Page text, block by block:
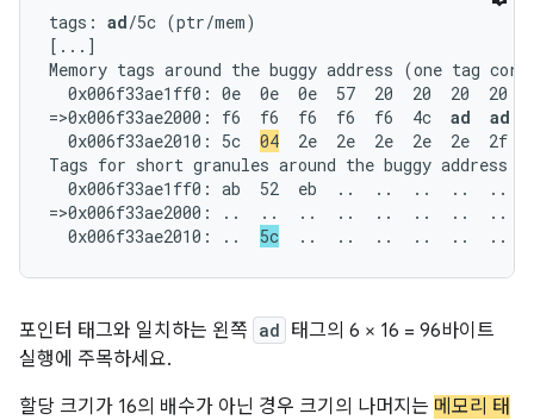
tags: ad/5c (ptr/mem)
[...]
Memory tags around the buggy address (one tag
0x006f33ae1ff0: 0e  0e  0e  57  20  20  20  20
=>0x006f33ae2000: f6  f6  f6  f6  f6  4c ad  ad
  0x006f33ae2010: 5c
04
2e  2e  2e  2e  2e  2f
Tags for short granules around the buggy address
0x006f33ae1ff0: ab  52  eb  ..  ..  ..  ..  ..
=>0x006f33ae2000: ..  ..  ..  ..  ..  ..
  0x006f33ae2010: ..
5c
..  ..  ..  ..  ..  ..
포인터 태그와 일치하는 왼쪽 ad 태그의 6 × 16 = 96바이트
실행에 주목하세요.
할당 크기가 16의 배수가 아닌 경우 크기의 나머지는 메모리 태